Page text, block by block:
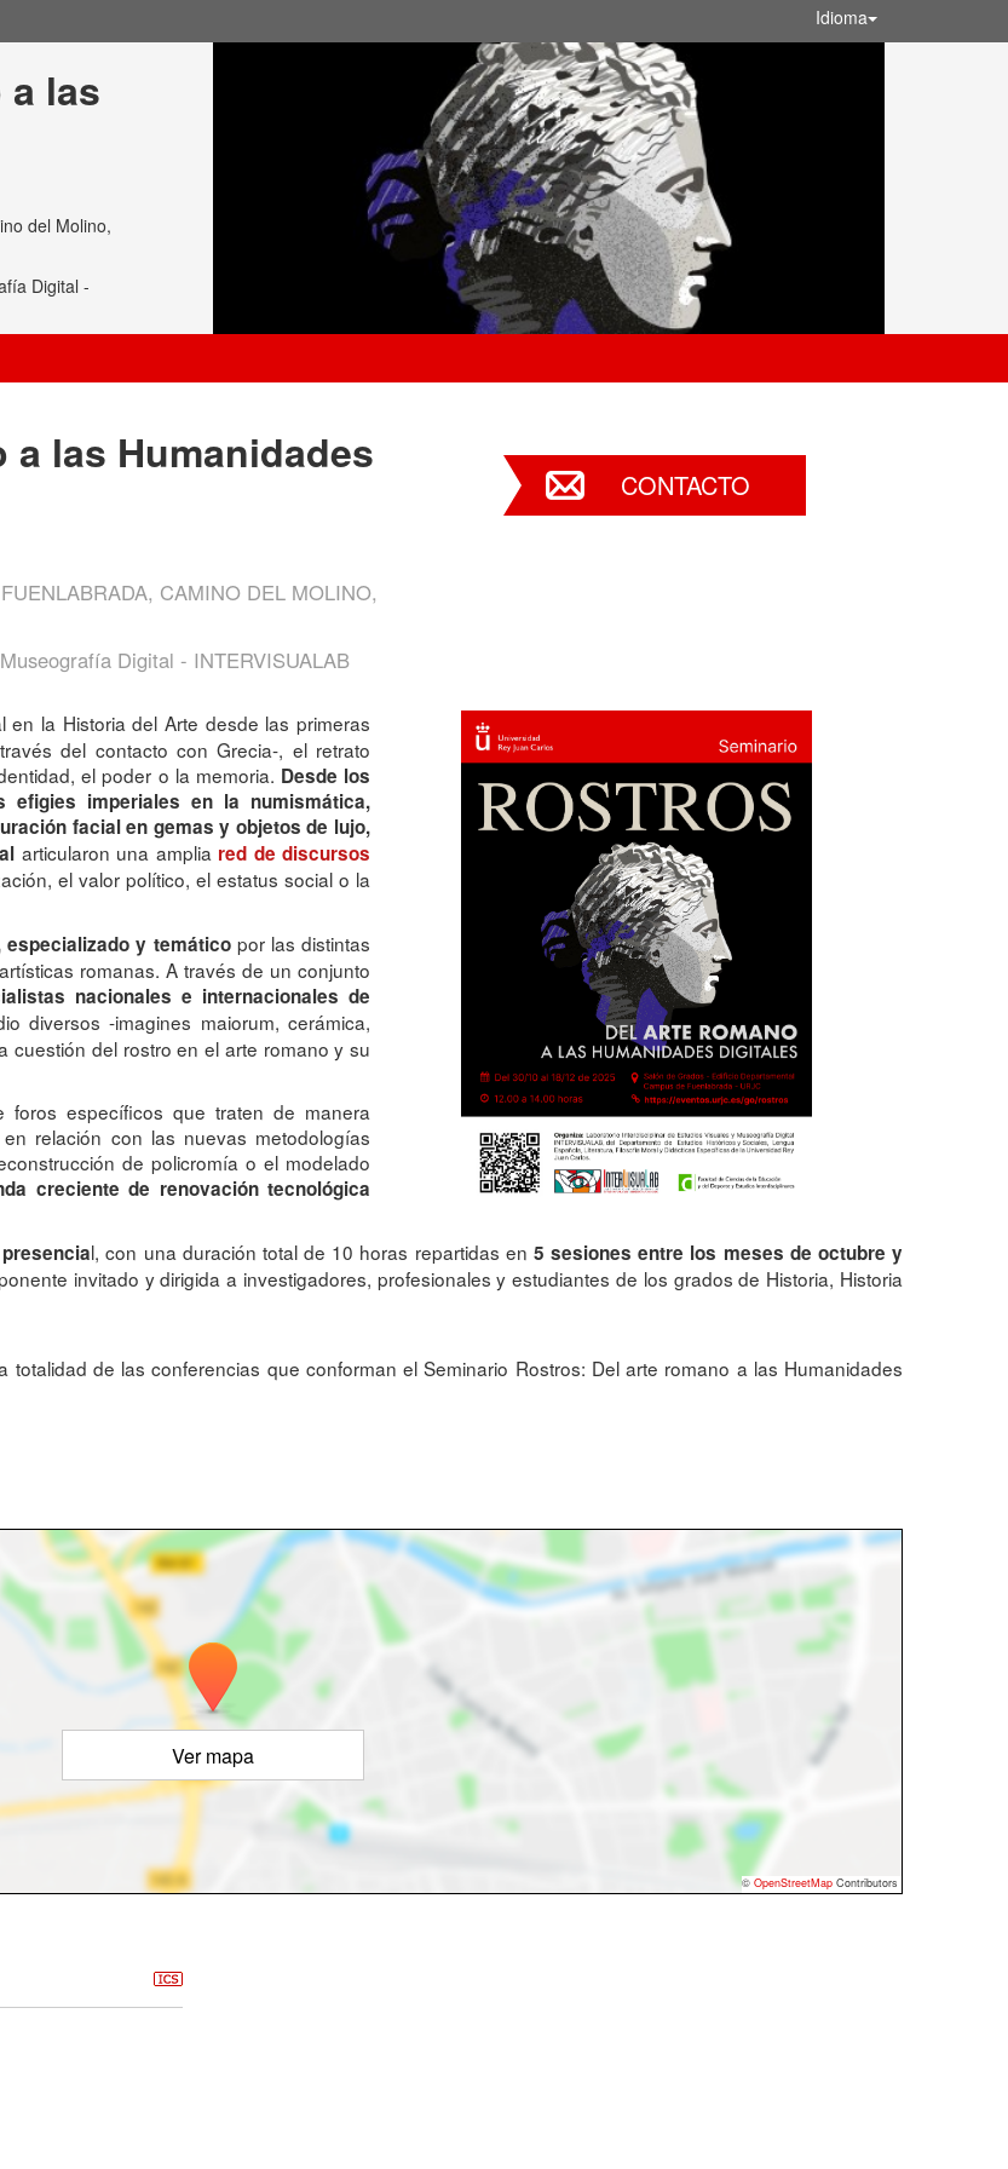
Idioma
las
del Molino,
Digital -
las Humanidades
CAMINO DEL MOLINO,
Digital - INTERVISUALAB
CONTACTO
en la Historia del Arte desde las primeras
del contacto con Grecia-, el retrato
el poder o la memoria. Desde los
imperiales en la numismática,
facial en gemas y objetos de lujo,
articularon una amplia red de discursos
el valor político, el estatus social o la
y temáticopor las distintas
romanas. A través de un conjunto
nacionales e internacionales de
diversos -imagines maiorum, cerámica,
cuestión del rostro en el arte romano y su
específicos que traten de manera
relación con las nuevas metodologías
de policromía o el modelado
creciente de renovación tecnológica
l, con una duración total de 10 horas repartidas en 5 sesiones entre los meses de octubre y
invitado y dirigida a investigadores, profesionales y estudiantes de los grados de Historia, Historia
totalidad de las conferencias que conforman el Seminario Rostros: Del arte romano a las Humanidades
Ver mapa
© OpenStreetMap Contributors